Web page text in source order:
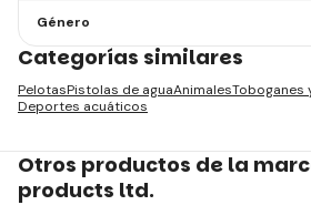
Género
Categorías similares
PelotasPistolas de aguaAnimalesToboganes
Deportes acuáticos
Otros productos de la
products ltd.